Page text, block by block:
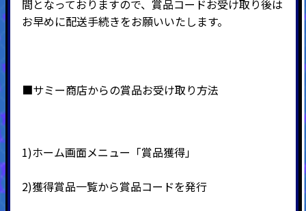
間となっておりますので、賞品コードお受け取り後は
お早めに配送手続きをお願いいたします。
■サミー商店からの賞品お受け取り方法
1)ホーム画面メニュー「賞品獲得」
2)獲得賞品一覧から賞品コードを発行